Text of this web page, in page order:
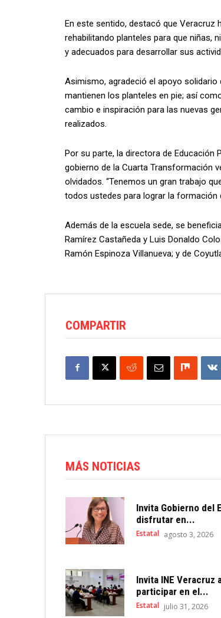
En este sentido, destacó que
rehabilitando planteles para que niñas,
y adecuados para desarrollar sus
Asimismo, agradeció el apoyo
mantienen los planteles en pie; así
cambio e inspiración para las nuevas
realizados.
Por su parte, la directora de Educación
gobierno de la Cuarta Transformación
olvidados. “Tenemos un gran trabajo
todos ustedes para lograr la formación
Además de la escuela sede, se
Ramírez Castañeda y Luis Donaldo
Ramón Espinoza Villanueva; y de
COMPARTIR
MÁS NOTICIAS
Invita Gobierno del
disfrutar en...
Estatal agosto 3, 2026
Invita INE Veracruz
participar en el...
Estatal julio 31, 2026